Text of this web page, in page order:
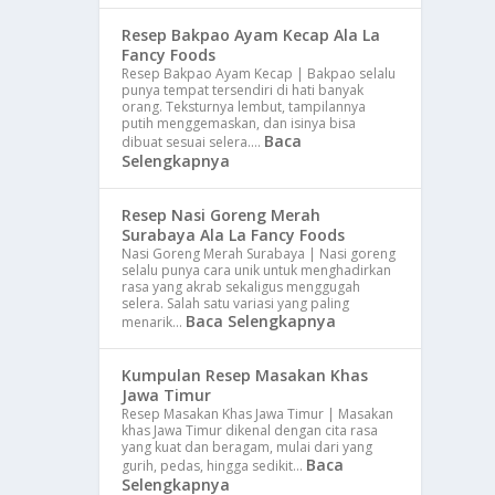
Resep Bakpao Ayam Kecap Ala La
Fancy Foods
Resep Bakpao Ayam Kecap | Bakpao selalu
punya tempat tersendiri di hati banyak
orang. Teksturnya lembut, tampilannya
putih menggemaskan, dan isinya bisa
dibuat sesuai selera.… Baca
Selengkapnya
Resep Nasi Goreng Merah
Surabaya Ala La Fancy Foods
Nasi Goreng Merah Surabaya | Nasi goreng
selalu punya cara unik untuk menghadirkan
rasa yang akrab sekaligus menggugah
selera. Salah satu variasi yang paling
menarik… Baca Selengkapnya
Kumpulan Resep Masakan Khas
Jawa Timur
Resep Masakan Khas Jawa Timur | Masakan
khas Jawa Timur dikenal dengan cita rasa
yang kuat dan beragam, mulai dari yang
gurih, pedas, hingga sedikit… Baca
Selengkapnya